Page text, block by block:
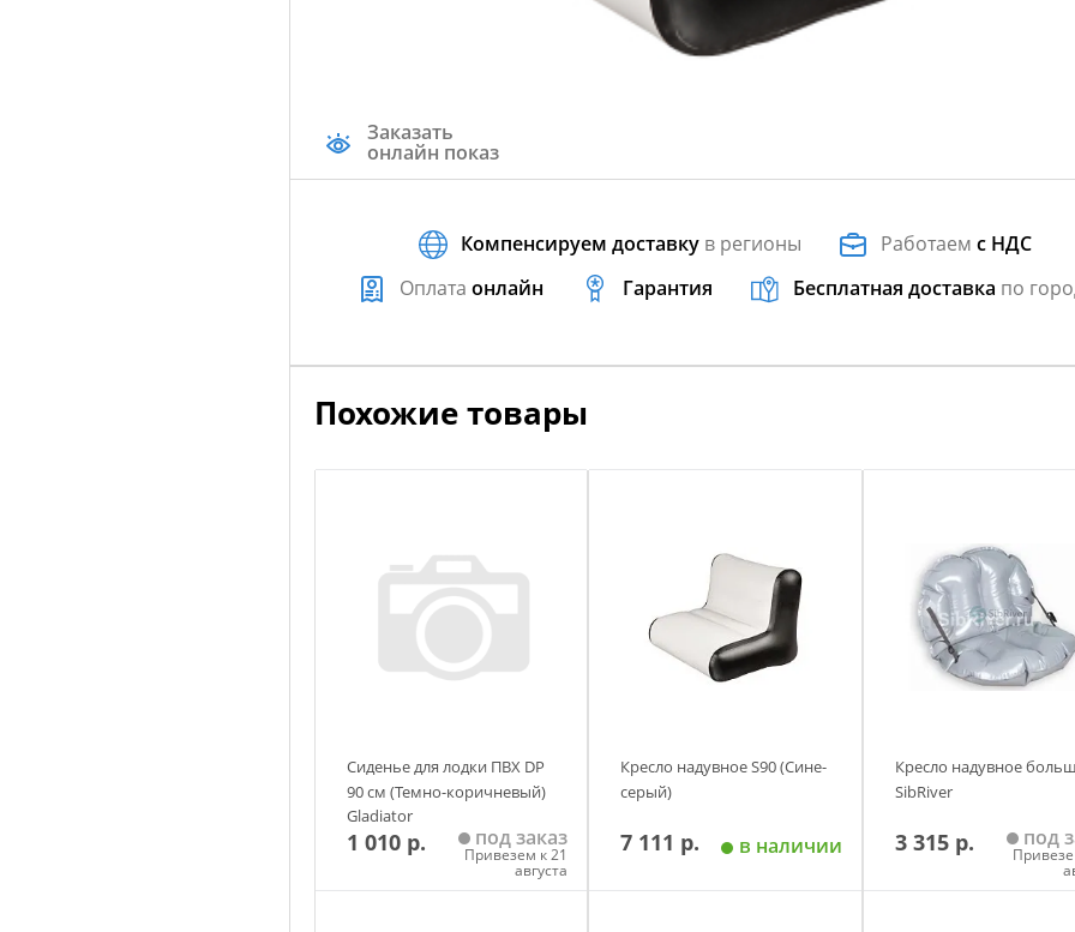
Заказать
онлайн показ
Компенсируем доставку в регионы Работаемс НДС
Оплата онлайн Гарантия Бесплатная доставка по
Похожие товары
Сиденье для лодки ПВХ DP
90 см (Темно-коричневый)
Gladiator
1 010 р. под заказ
Привезем к 21
августа
Кресло надувное S90 (Сине-
серый)
7 111 р. в наличии
Кресло надувное
SibRiver
3 315 р. под